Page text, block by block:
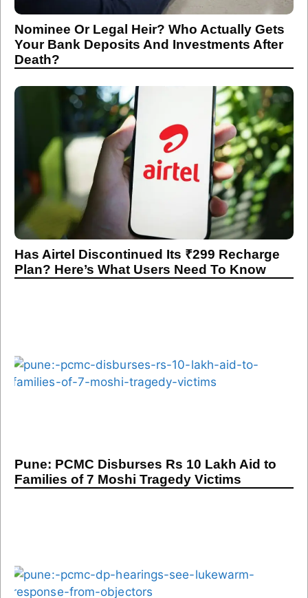
Nominee Or Legal Heir? Who Actually Gets
Your Bank Deposits And Investments After
Death?
Has Airtel Discontinued Its ₹299 Recharge
Plan? Here’s What Users Need To Know
Pune: PCMC Disburses Rs 10 Lakh Aid to
Families of 7 Moshi Tragedy Victims